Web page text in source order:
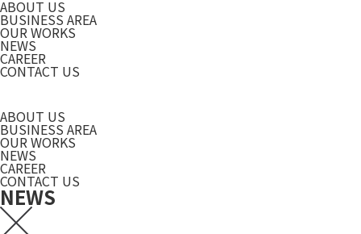
ABOUT US
BUSINESS AREA
OUR WORKS
NEWS
CAREER
CONTACT US
ABOUT US
BUSINESS AREA
OUR WORKS
NEWS
CAREER
CONTACT US
NEWS